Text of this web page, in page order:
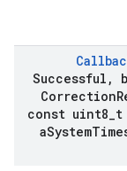
Successful
Correction
const uint8 _
aSystem